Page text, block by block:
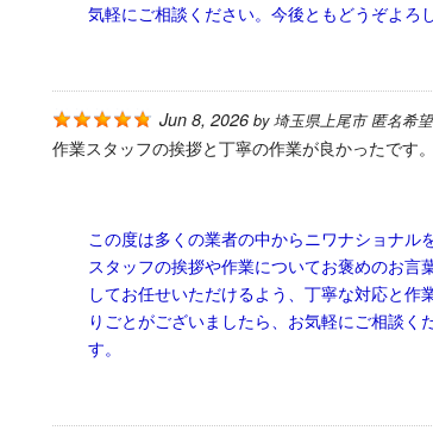
気軽にご相談ください。今後ともどうぞよろ
Jun 8, 2026 by埼玉県上尾市 匿名希
作業スタッフの挨拶と丁寧の作業が良かったです。
この度は多くの業者の中からニワナショナル
スタッフの挨拶や作業についてお褒めのお
してお任せいただけるよう、丁寧な対応と
りごとがございましたら、お気軽にご相談
す。